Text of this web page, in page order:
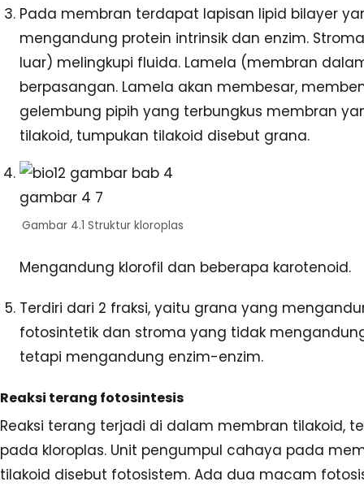
Pada membran terdapat lapisan lipid bilayer
mengandung protein intrinsik dan enzim.
luar) melingkupi fluida. Lamela (membran
berpasangan. Lamela akan membesar,
gelembung pipih yang terbungkus membran
tilakoid, tumpukan tilakoid disebut grana.
Gambar 4.1 Struktur kloroplas
Mengandung klorofil dan beberapa karotenoid.
Terdiri dari 2 fraksi, yaitu grana yang
fotosintetik dan stroma yang tidak
tetapi mengandung enzim-enzim.
Reaksi terang fotosintesis
Reaksi terang terjadi di dalam membran tilakoid,
pada kloroplas. Unit pengumpul cahaya pada
tilakoid disebut fotosistem. Ada dua macam